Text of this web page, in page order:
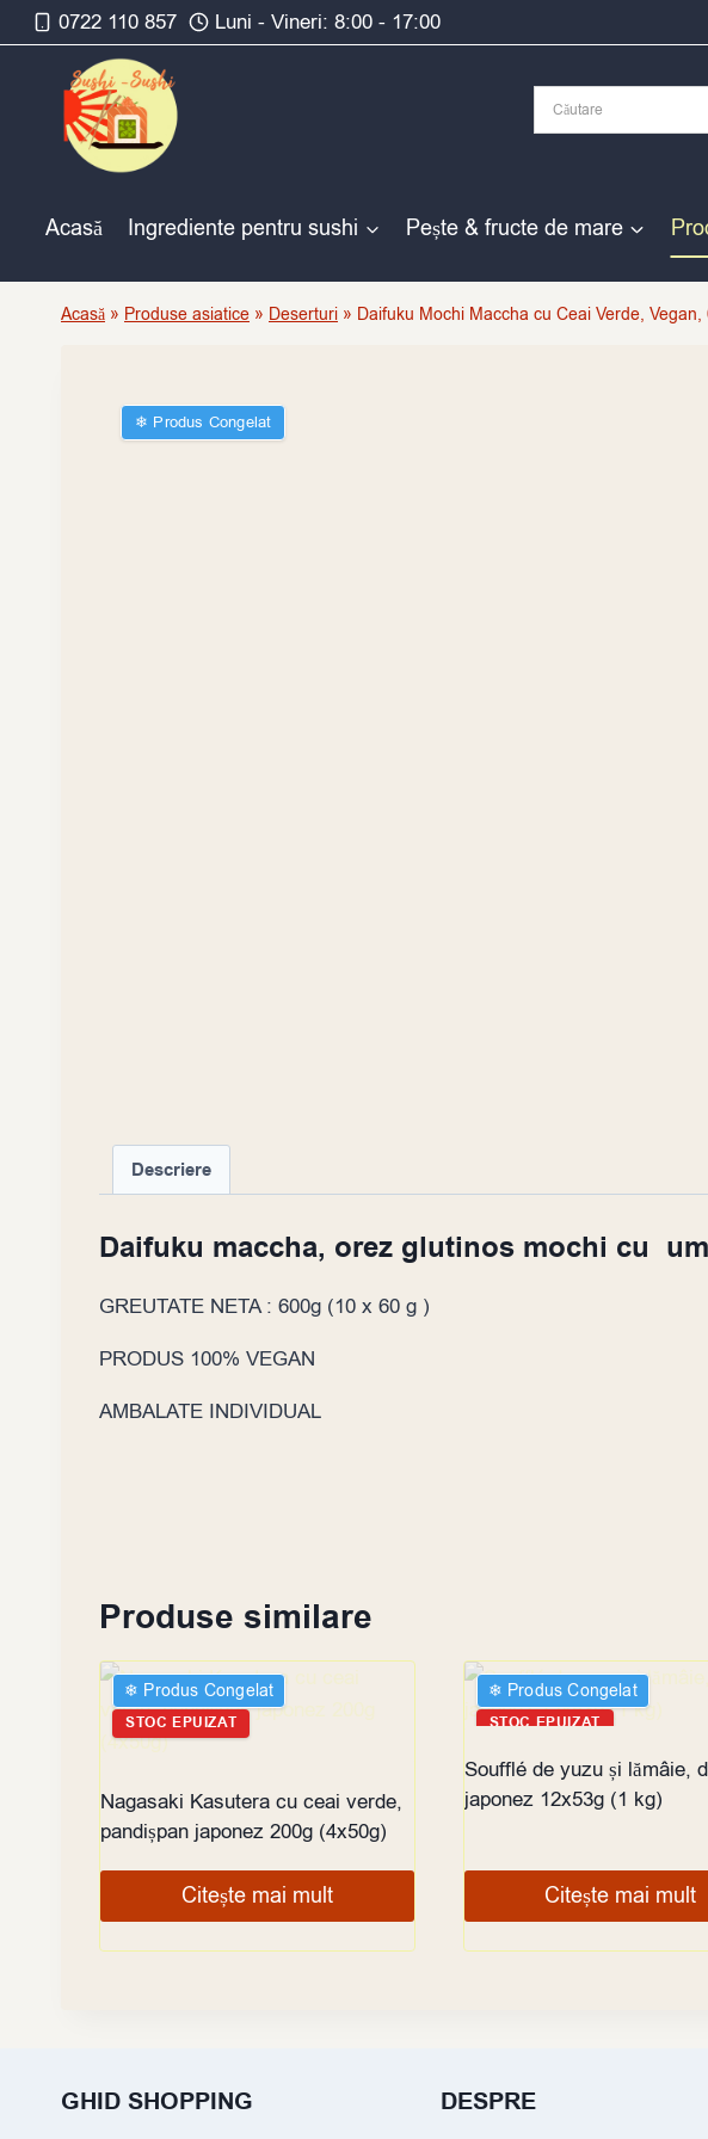
Skip
to
0722 110 857 Luni - Vineri: 8:00 - 17:00
Acasă Ingrediente pentru sushi Pește & fructe de mare
Acasă » Produse asiatice » Deserturi » Daifuku Mochi Maccha cu Ceai Verde,
❄︎ Produs Congelat
Descriere
Daifuku maccha, orez glutinos mochi cu
GREUTATE NETA : 600g (10 x 60 g )
PRODUS 100% VEGAN
AMBALATE INDIVIDUAL
Produse similare
❄︎ Produs Congelat
STOC EPUIZAT
Nagasaki Kasutera cu ceai verde,
pandișpan japonez 200g (4x50g)
Citește mai mult
❄︎ Produs Congelat
STOC EPUIZAT
Soufflé de yuzu și lămâie,
japonez 12x53g (1 kg)
Citește mai mult
GHID SHOPPING DESPRE